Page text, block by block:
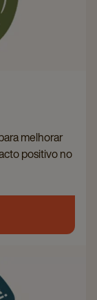
melhorar
positivo no